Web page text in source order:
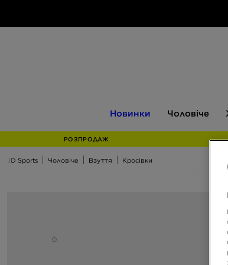
Новинки Чоловіче
РОЗПРОДАЖ
JD Sports Чоловіче Взуття Кросівки